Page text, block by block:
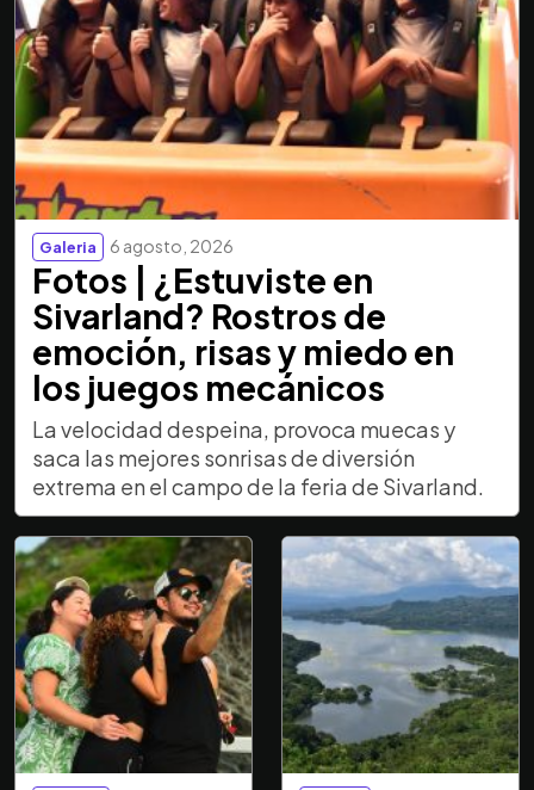
Galeria 6 agosto, 2026
Fotos | ¿Estuviste en
Sivarland? Rostros de
emoción, risas y miedo en
los juegos mecánicos
La velocidad despeina, provoca muecas y
saca las mejores sonrisas de diversión
extrema en el campo de la feria de Sivarland.